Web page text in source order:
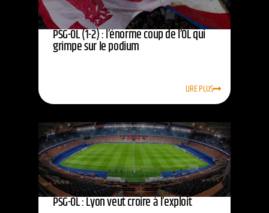
PSG-OL (1-2) : l’énorme coup de l’OL qui
grimpe sur le podium
LIRE PLUS
PSG-OL : Lyon veut croire à l’exploit